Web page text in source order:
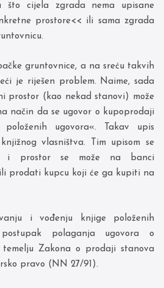
cijela zgrada nema upisane
prostore<< ili sama zgrada
gruntovnice, a na sreću takvih
je riješen problem. Naime, sada
prostor (kao nekad stanovi) može
način da se ugovor o kupoprodaji
ugovora«. Takav upis
vlasništva. Tim upisom se
i prostor se može na banci
prodati kupcu koji će ga kupiti na
i vođenju knjige položenih
polaganja ugovora o
Zakona o prodaji stanova
pravo (NN 27/91).